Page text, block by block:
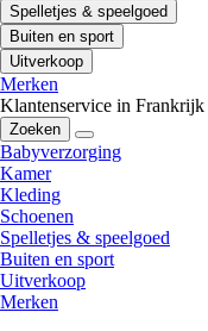
Spelletjes & speelgoed
Buiten en sport
Uitverkoop
Merken
Klantenservice in Frankrijk
Zoeken
Babyverzorging
Kamer
Kleding
Schoenen
Spelletjes & speelgoed
Buiten en sport
Uitverkoop
Merken